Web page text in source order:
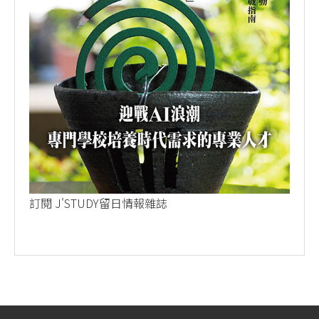
訂閱 J'STUDY留日情報雜誌